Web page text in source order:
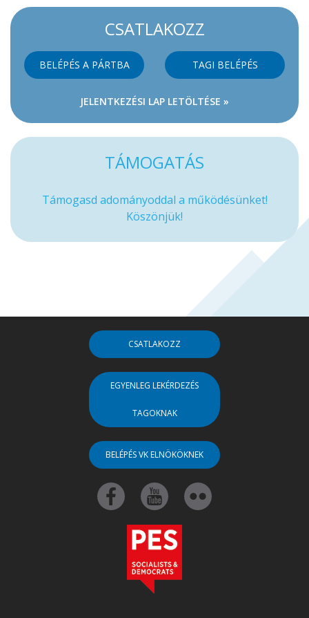
CSATLAKOZZ
BELÉPÉS A PÁRTBA TAGI BELÉPÉS
JELENTKEZÉSI LAP LETÖLTÉSE »
TÁMOGATÁS
Támogasd adományoddal a működésünket!
Köszönjük!
CSATLAKOZZ
EGYENLEG LEKÉRDEZÉS
TAGOKNAK
BELÉPÉS VK ELNÖKÖKNEK